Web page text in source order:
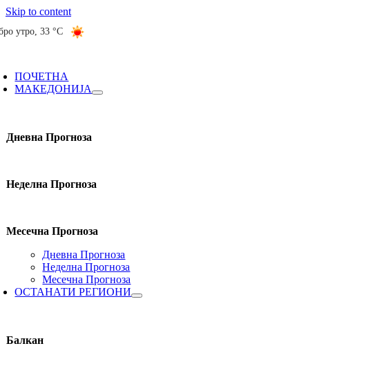
Skip to content
утро,33 °C
ПОЧЕТНА
МАКЕДОНИЈА
Дневна Прогноза
Неделна Прогноза
Месечна Прогноза
Дневна Прогноза
Неделна Прогноза
Месечна Прогноза
ОСТАНАТИ РЕГИОНИ
Балкан